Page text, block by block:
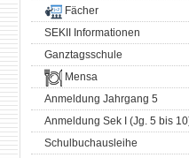
Fächer
SEKII Informationen
Ganztagsschule
Mensa
Anmeldung Jahrgang 5
Anmeldung Sek I (Jg. 5 bis
Schulbuchausleihe